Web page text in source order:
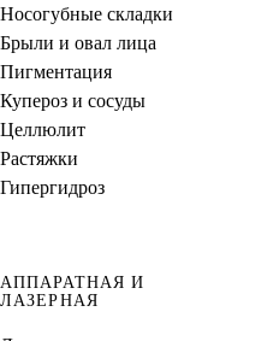
Носогубные складки
Брыли и овал лица
Пигментация
Купероз и сосуды
Целлюлит
Растяжки
Гипергидроз
АППАРАТНАЯ И
ЛАЗЕРНАЯ